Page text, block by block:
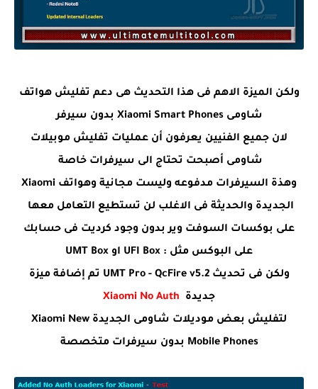
ولكن الميزة الاهم فى هذا التحديث هى دعم تفليش هواتف
شاومى Xiaomi Smart Phones بدون سيرفر
لان جميع الفنيين يعرفون أن عمليات تفليش موبيلات
شاومى أصبحت تحتاج الى سيرفرات خاصة
وهذة السيرفرات مدفوعه وليست مجانية وهواتف Xiaomi
الجديدة والحديثة فى الاغلب لن تستطيع التعامل معها
على بوكسات السوفت وير بدون وجود كرديت فى حسابك
على البوكس مثل : UFI Box او UMT Box
ولكن فى تحديث UMT Pro - QcFire v5.2 تم إضافة ميزة
جديدة Xiaomi No Auth
لتفليش بعض موديلات شاومى الجديدة Xiaomi New
Mobile Phones بدون سيرفرات متخصصة